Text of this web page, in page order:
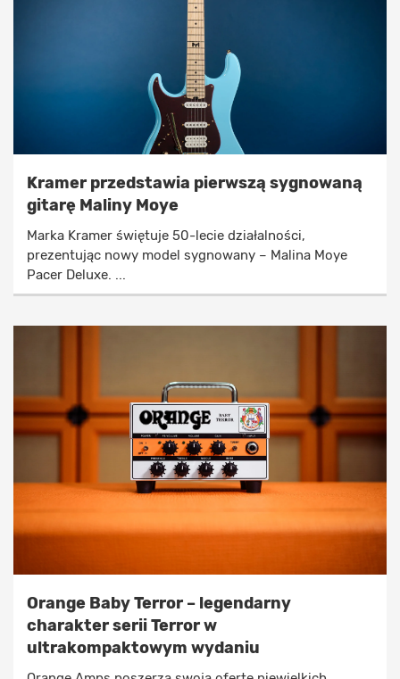
Kramer przedstawia pierwszą sygnowaną
gitarę Maliny Moye
Marka Kramer świętuje 50-lecie działalności,
prezentując nowy model sygnowany – Malina Moye
Pacer Deluxe. ...
Orange Baby Terror – legendarny
charakter serii Terror w
ultrakompaktowym wydaniu